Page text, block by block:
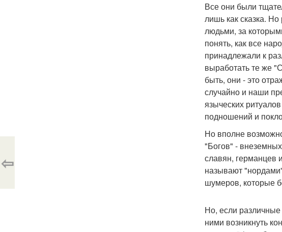
Все они были
лишь как сказка.
людьми, за
понять, как все
принадлежали к
выработать те же
быть, они - это
случайно и наши
языческих
подношений и
Но вполне
"Богов" -
славян, германцев
называют
шумеров, которые
Но, если
ними возникнуть
⇦